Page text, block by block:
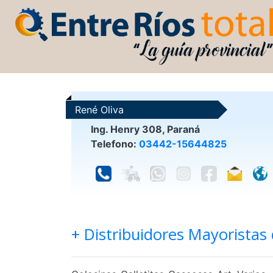
René Oliva
Ing. Henry 308, Paraná
Telefono: 03442-15644825
+ Distribuidores Mayoristas